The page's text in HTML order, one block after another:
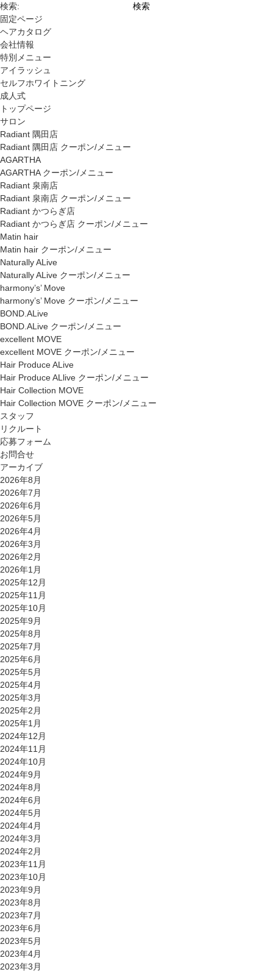
検索:
固定ページ
ヘアカタログ
会社情報
特別メニュー
アイラッシュ
セルフホワイトニング
成人式
トップページ
サロン
Radiant 隅田店
Radiant 隅田店 クーポン/メニュー
AGARTHA
AGARTHA クーポン/メニュー
Radiant 泉南店
Radiant 泉南店 クーポン/メニュー
Radiant かつらぎ店
Radiant かつらぎ店 クーポン/メニュー
Matin hair
Matin hair クーポン/メニュー
Naturally ALive
Naturally ALive クーポン/メニュー
harmony’s’ Move
harmony’s’ Move クーポン/メニュー
BOND.ALive
BOND.ALive クーポン/メニュー
excellent MOVE
excellent MOVE クーポン/メニュー
Hair Produce ALive
Hair Produce ALlive クーポン/メニュー
Hair Collection MOVE
Hair Collection MOVE クーポン/メニュー
スタッフ
リクルート
応募フォーム
お問合せ
アーカイブ
2026年8月
2026年7月
2026年6月
2026年5月
2026年4月
2026年3月
2026年2月
2026年1月
2025年12月
2025年11月
2025年10月
2025年9月
2025年8月
2025年7月
2025年6月
2025年5月
2025年4月
2025年3月
2025年2月
2025年1月
2024年12月
2024年11月
2024年10月
2024年9月
2024年8月
2024年6月
2024年5月
2024年4月
2024年3月
2024年2月
2023年11月
2023年10月
2023年9月
2023年8月
2023年7月
2023年6月
2023年5月
2023年4月
2023年3月